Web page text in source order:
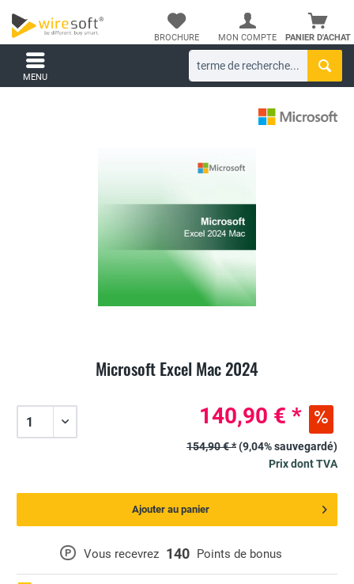
PANIER D'ACHAT
BROCHURE MON COMPTE
MENU
Microsoft Excel Mac 2024
P Vous recevrez 140 Points de bonus
140,90 € *
154,90 € *(9,04% sauvegardé)
Prix dont TVA
Ajouter au panier